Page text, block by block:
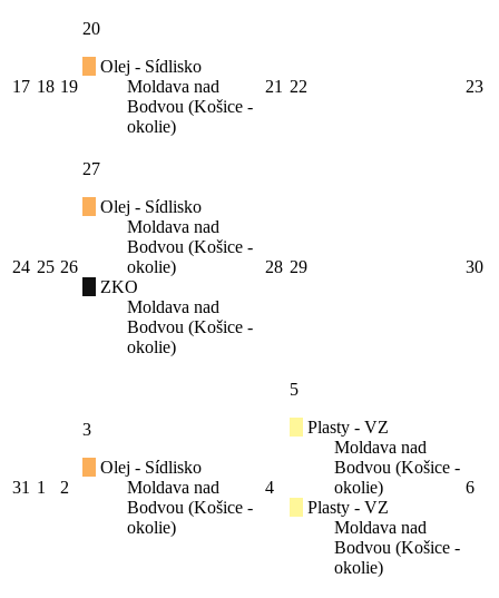
17 18 19
20
Olej - Sídlisko
Moldava nad
Bodvou (Košice -
okolie)
21 22 23
24 25 26
27
Olej - Sídlisko
Moldava nad
Bodvou (Košice -
okolie)
ZKO
Moldava nad
Bodvou (Košice -
okolie)
28 29 30
31 1 2
3
Olej - Sídlisko
Moldava nad
Bodvou (Košice -
okolie)
4
5
Plasty - VZ
Moldava nad
Bodvou (Košice -
okolie)
Plasty - VZ
Moldava nad
Bodvou (Košice -
okolie)
6